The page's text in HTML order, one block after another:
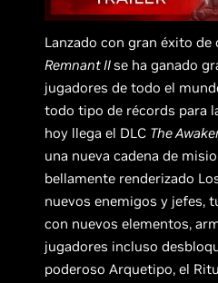
Lanzado con gran éxito
Remnant IIse ha ganado
jugadores de todo el
todo tipo de récords para
hoy llega el DLC The
una nueva cadena de
bellamente renderizado
nuevos enemigos y jefes,
con nuevos elementos,
jugadores incluso
poderoso Arquetipo, el